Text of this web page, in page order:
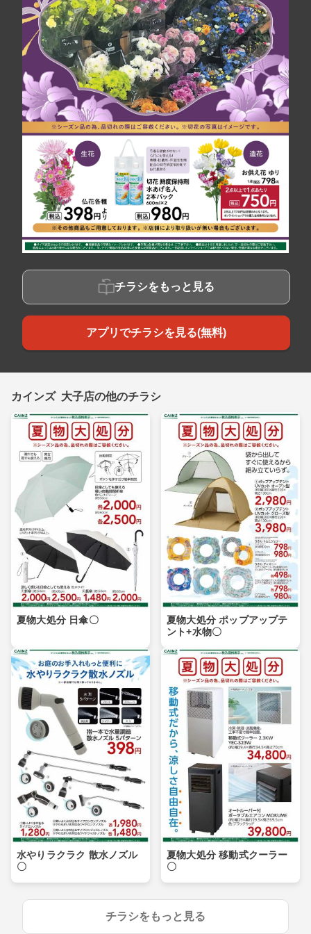
チラシをもっと見る
アプリでチラシを見る(無料)
カインズ 大子店の他のチラシ
夏物大処分 日傘〇
夏物大処分 ポップアップテ
ント+水物〇
水やりラクラク 散水ノズル
〇
夏物大処分 移動式クーラー
〇
チラシをもっと見る